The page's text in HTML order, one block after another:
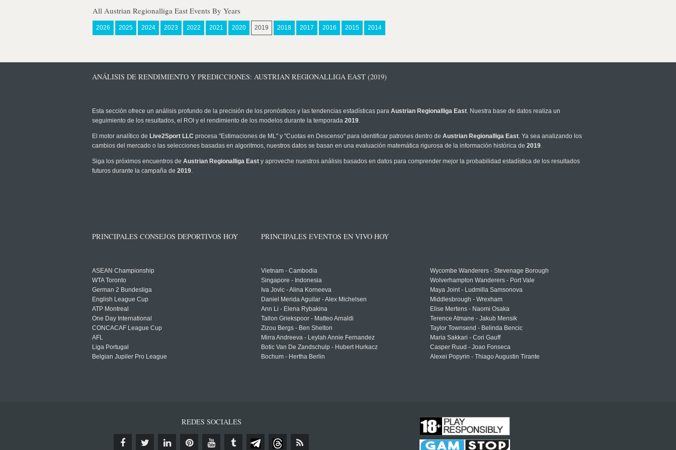
All Austrian Regionalliga East Events By Years
2026 2025 2024 2023 2022 2021 2020 2019 2018 2017 2016 2015 2014
ANÁLISIS DE RENDIMIENTO Y PREDICCIONES: AUSTRIAN REGIONALLIGA EAST (2019)
Esta sección ofrece un análisis profundo de la precisión de los pronósticos y las tendencias estadísticas para Austrian Regionalliga East. Nuestra base de datos realiza un
seguimiento de los resultados, el ROI y el rendimiento de los modelos durante la temporada 2019.
El motor analítico de Live2Sport LLC procesa "Estimaciones de ML" y "Cuotas en Descenso" para identificar patrones dentro de Austrian Regionalliga East. Ya sea analizando los
cambios del mercado o las selecciones basadas en algoritmos, nuestros datos se basan en una evaluación matemática rigurosa de la información histórica de 2019.
Siga los próximos encuentros de Austrian Regionalliga East y aproveche nuestros análisis basados en datos para comprender mejor la probabilidad estadística de los resultados
futuros durante la campaña de 2019.
PRINCIPALES CONSEJOS DEPORTIVOS HOY
ASEAN Championship
WTA Toronto
German 2 Bundesliga
English League Cup
ATP Montreal
One Day International
CONCACAF League Cup
AFL
Liga Portugal
Belgian Jupiler Pro League
PRINCIPALES EVENTOS EN VIVO HOY
Vietnam - Cambodia
Singapore - Indonesia
Iva Jovic - Alina Korneeva
Daniel Merida Aguilar - Alex Michelsen
Ann Li - Elena Rybakina
Tallon Griekspoor - Matteo Arnaldi
Zizou Bergs - Ben Shelton
Mirra Andreeva - Leylah Annie Fernandez
Botic Van De Zandschulp - Hubert Hurkacz
Bochum - Hertha Berlin
Wycombe Wanderers - Stevenage Borough
Wolverhampton Wanderers - Port Vale
Maya Joint - Ludmilla Samsonova
Middlesbrough - Wrexham
Elise Mertens - Naomi Osaka
Terence Atmane - Jakub Mensik
Taylor Townsend - Belinda Bencic
Maria Sakkari - Cori Gauff
Casper Ruud - Joao Fonseca
Alexei Popyrin - Thiago Augustin Tirante
REDES SOCIALES